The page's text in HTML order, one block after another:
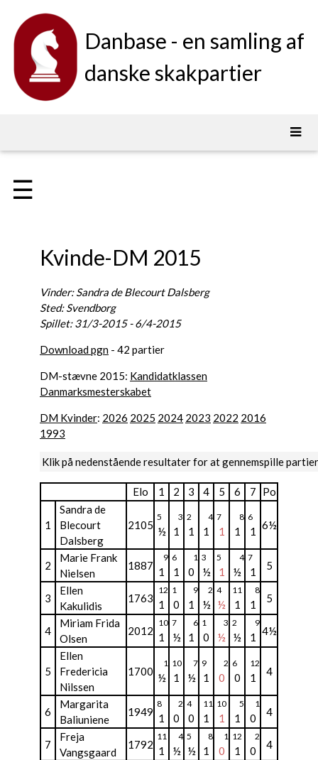
Danbase - en samling af
danske skakpartier
☰
Kvinde-DM 2015
Vinder: Sandra de Blecourt Dalsberg
Sted: Svendborg
Spillet: 31/3-2015 - 6/4-2015
Download pgn - 42 partier
DM-stævne 2015: Kandidatklassen
Danmarksmesterskabet
DM Kvinder: 2026 2025 2024 2023 2022 2016
1993
Klik på nedenstående resultater for at gennemspille partier
Elo 1 2 3 4 5 6 7 Po
1
Sandra de
Blecourt
Dalsberg
2105
5
½
3
1
2
1
4
1
7
1
8
1
6
1 6½
2
Marie Frank
Nielsen
1887
9
1
6
1
1
0
3
½
5
1
4
½
7
1 5
3
Ellen
Kakulidis
1763
12
1
1
0
9
1
2
½
4
½
11
1
8
1 5
4
Miriam Frida
Olsen
2012
10
1
7
½
6
1
1
0
3
½
2
½
9
1 4½
5
Ellen
Fredericia
Nilssen
1700
1
½
10
1
7
½
9
1
2
0
6
0
12
1 4
6
Margarita
Baliuniene
1949
8
1
2
0
4
0
11
1
10
1
5
1
1
0 4
7
Freja
Vangsgaard
1792
11
1
4
½
5
½
8
1
1
0
12
1
2
0 4